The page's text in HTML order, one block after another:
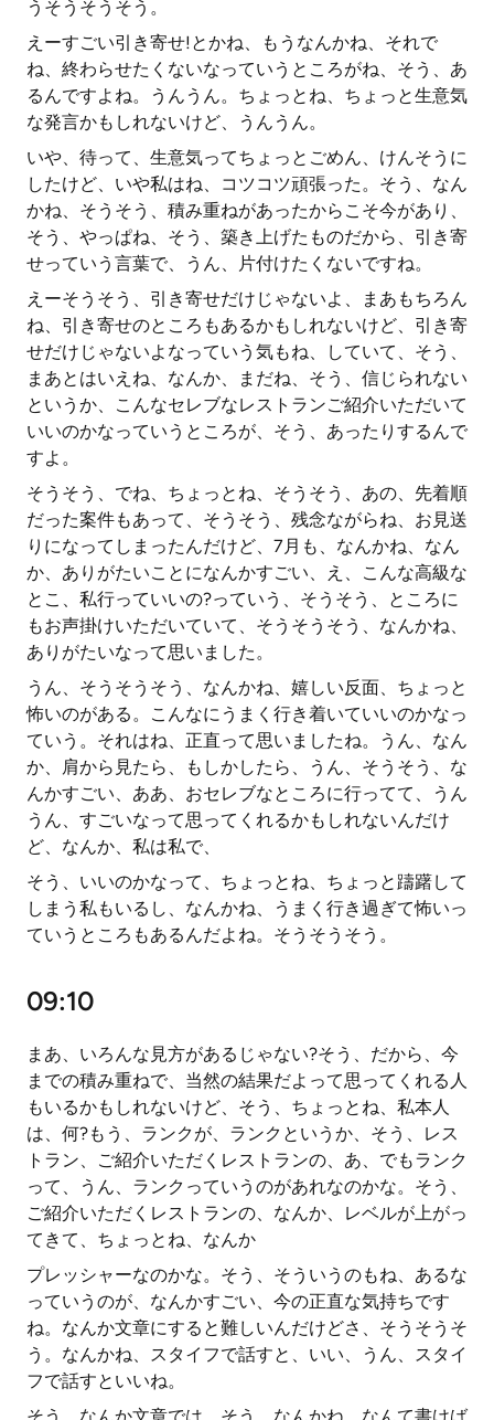
うそうそうそう。
えーすごい引き寄せ!とかね、もうなんかね、それで
ね、終わらせたくないなっていうところがね、そう、あ
るんですよね。うんうん。ちょっとね、ちょっと生意気
な発言かもしれないけど、うんうん。
いや、待って、生意気ってちょっとごめん、けんそうに
したけど、いや私はね、コツコツ頑張った。そう、なん
かね、そうそう、積み重ねがあったからこそ今があり、
そう、やっぱね、そう、築き上げたものだから、引き寄
せっていう言葉で、うん、片付けたくないですね。
えーそうそう、引き寄せだけじゃないよ、まあもちろん
ね、引き寄せのところもあるかもしれないけど、引き寄
せだけじゃないよなっていう気もね、していて、そう、
まあとはいえね、なんか、まだね、そう、信じられない
というか、こんなセレブなレストランご紹介いただいて
いいのかなっていうところが、そう、あったりするんで
すよ。
そうそう、でね、ちょっとね、そうそう、あの、先着順
だった案件もあって、そうそう、残念ながらね、お見送
りになってしまったんだけど、7月も、なんかね、なん
か、ありがたいことになんかすごい、え、こんな高級な
とこ、私行っていいの?っていう、そうそう、ところに
もお声掛けいただいていて、そうそうそう、なんかね、
ありがたいなって思いました。
うん、そうそうそう、なんかね、嬉しい反面、ちょっと
怖いのがある。こんなにうまく行き着いていいのかなっ
ていう。それはね、正直って思いましたね。うん、なん
か、肩から見たら、もしかしたら、うん、そうそう、な
んかすごい、ああ、おセレブなところに行ってて、うん
うん、すごいなって思ってくれるかもしれないんだけ
ど、なんか、私は私で、
そう、いいのかなって、ちょっとね、ちょっと躊躇して
しまう私もいるし、なんかね、うまく行き過ぎて怖いっ
ていうところもあるんだよね。そうそうそう。
09:10
まあ、いろんな見方があるじゃない?そう、だから、今
までの積み重ねで、当然の結果だよって思ってくれる人
もいるかもしれないけど、そう、ちょっとね、私本人
は、何?もう、ランクが、ランクというか、そう、レス
トラン、ご紹介いただくレストランの、あ、でもランク
って、うん、ランクっていうのがあれなのかな。そう、
ご紹介いただくレストランの、なんか、レベルが上がっ
てきて、ちょっとね、なんか
プレッシャーなのかな。そう、そういうのもね、あるな
っていうのが、なんかすごい、今の正直な気持ちです
ね。なんか文章にすると難しいんだけどさ、そうそうそ
う。なんかね、スタイフで話すと、いい、うん、スタイ
フで話すといいね。